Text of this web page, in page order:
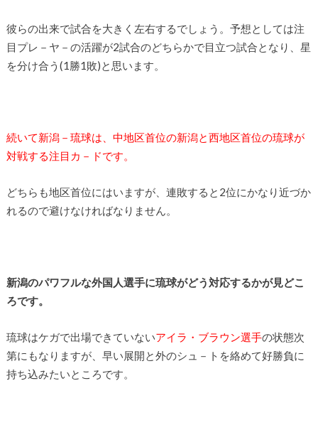
彼らの出来で試合を大きく左右するでしょう。予想としては注
目プレ－ヤ－の活躍が2試合のどちらかで目立つ試合となり、星
を分け合う(1勝1敗)と思います。
続いて新潟－琉球は、中地区首位の新潟と西地区首位の琉球が
対戦する注目カ－ドです。
どちらも地区首位にはいますが、連敗すると2位にかなり近づか
れるので避けなければなりません。
新潟のパワフルな外国人選手に琉球がどう対応するかが見どこ
ろです。
琉球はケガで出場できていないアイラ・ブラウン選手の状態次
第にもなりますが、早い展開と外のシュ－トを絡めて好勝負に
持ち込みたいところです。